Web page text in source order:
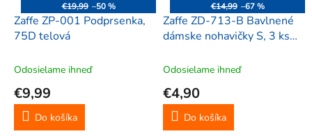
d
€19,99 –50 %
Zaffe ZP-001 Podprsenka,
75D telová
Odosielame ihneď
€9,99
Do košíka
€14,99 –67 %
Zaffe ZD-713-B Bavlnené
dámske nohavičky S, 3 ks,
Odosielame ihneď
€4,90
Do košíka